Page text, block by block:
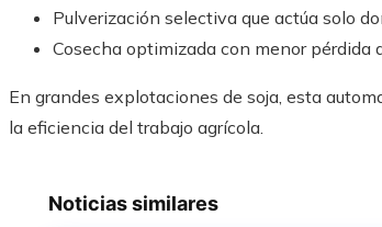
Pulverización selectiva que actúa solo
Cosecha optimizada con menor pérdida
En grandes explotaciones de soja, esta
la eficiencia del trabajo agrícola.
Noticias similares